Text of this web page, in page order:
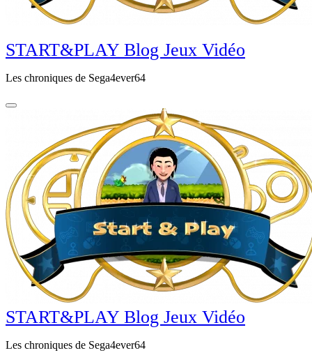
START&PLAY Blog Jeux Vidéo
Les chroniques de Sega4ever64
START&PLAY Blog Jeux Vidéo
Les chroniques de Sega4ever64